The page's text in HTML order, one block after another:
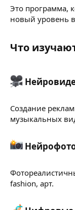
Это программа,
новый уровень
Что
Создание
музыкальных
fashion, арт.